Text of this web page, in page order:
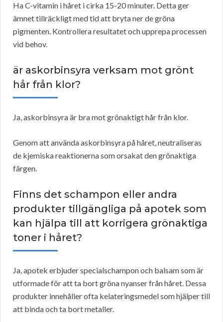
Ha C-vitamin i håret i cirka 15-20 minuter. Detta ger
ämnet tillräckligt med tid att bryta ner de gröna
pigmenten. Kontrollera resultatet och upprepa processen
vid behov.
är askorbinsyra verksam mot grönt
hår från klor?
Ja, askorbinsyra är bra mot grönaktigt hår från klor.
Genom att använda askorbinsyra på håret, neutraliseras
de kjemiska reaktionerna som orsakat den grönaktiga
färgen.
Finns det schampon eller andra
produkter tillgängliga på apotek som
kan hjälpa till att korrigera grönaktiga
toner i håret?
Ja, apotek erbjuder specialschampon och balsam som är
utformade för att ta bort gröna nyanser från håret. Dessa
produkter innehåller ofta kelateringsmedel som hjälper till
att binda och ta bort metaller.